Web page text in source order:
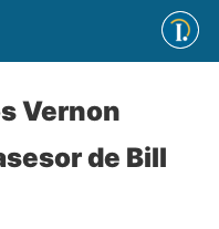
Vernon
de Bill